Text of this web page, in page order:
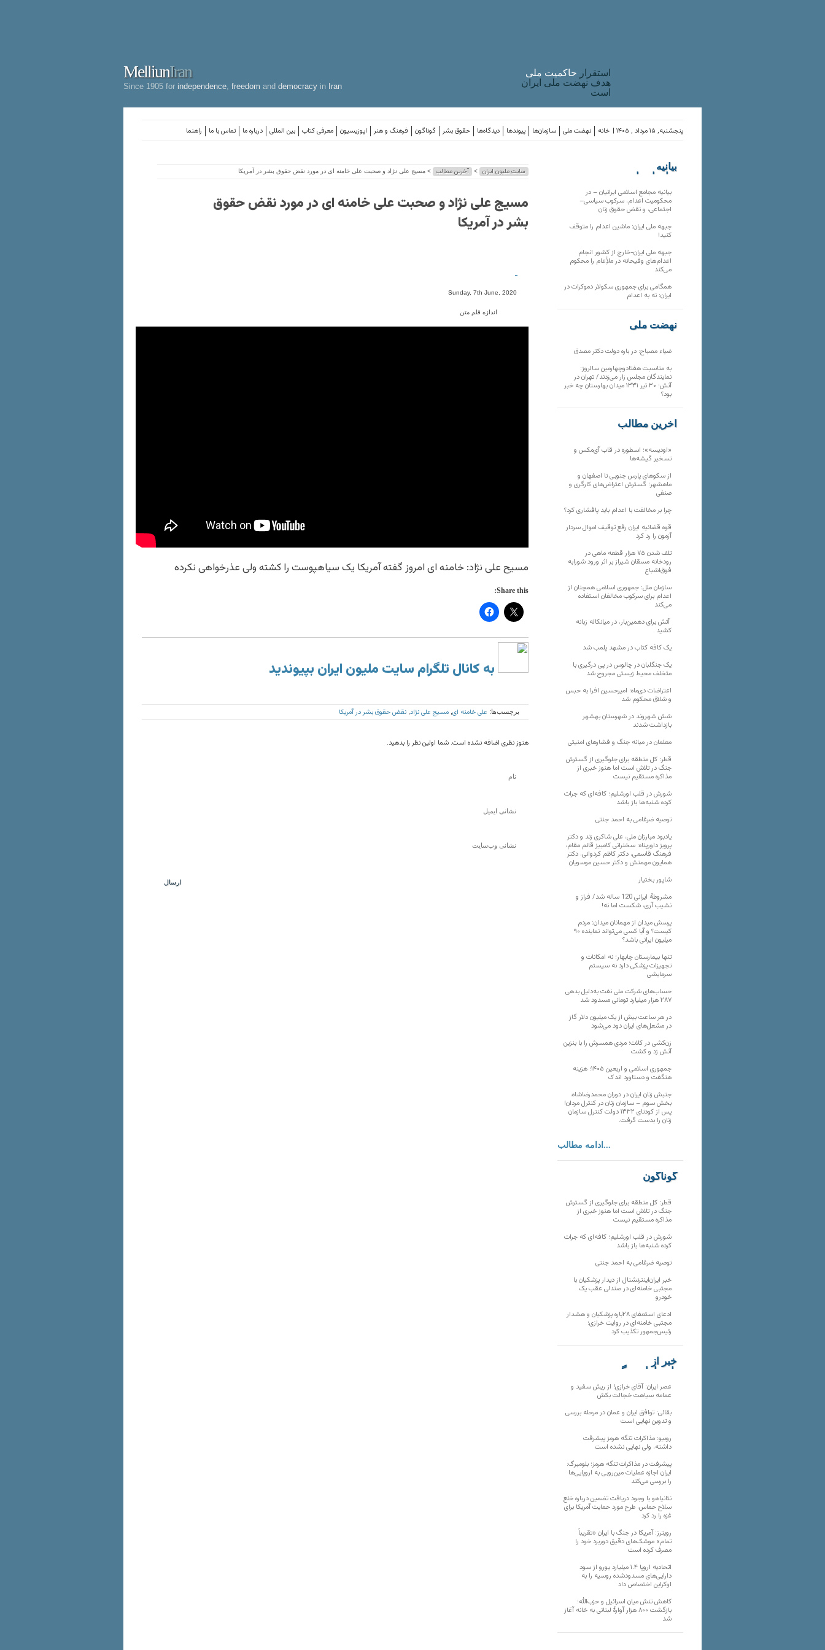
MelliunIran
Since 1905 for independence freedom and democracy in Iran
استقرار حاکميت ملی
هدف نهضت ملی ایران
است
راهنما تماس با ما درباره ما بین المللی معرفی کتاب اپوزیسیون فرهنگ و هنر گوناگون حقوق بشر دیدگاه‌ها پیوندها سازمان‌ها نهضت ملی خانه پنجشنبه, ۱۵ مرداد , ۱۴۰۵ |
سایت ملیون ایران > آخرین مطالب > مسیج علی نژاد و صحبت علی خامنه ای در مورد نقض حقوق بشر در آمریکا
مسیج علی نژاد و صحبت علی خامنه ای در مورد نقض حقوق
بشر در آمریکا
-
Sunday, 7th June, 2020
اندازه قلم متن
مسیح علی نژاد: خامنه ای امروز گفته آمریکا یک سیاهپوست را کشته ولی عذرخواهی نکرده
Share this:
به کانال تلگرام سایت ملیون ایران بپیوندید
برچسب‌ها: علی خامنه ای مسیج علی نژاد نقض حقوق بشر در آمریکا
هنوز نظری اضافه نشده است. شما اولین نظر را بدهید.
بیانیه
سازمان‌های
بیانیه مجامع اسلامی ایرانیان – در
محکومیت اعدام، سرکوب سیاسی–
اجتماعی، و نقض حقوق زنان
جبهه ملی ایران: ماشین اعدام را متوقف
کنید!
جبهه ملی ایران-خارج از کشور انجام
اعدام‌های وقیحانه در ملأِعام را محکوم
می‌کند
همگامی برای جمهوری سکولار دموکرات در
ایران: نه به اعدام
نهضت ملی
ضیاء مصباح: در باره دولت دکتر مصدق
به مناسبت هفتادوچهارمین سالروز:
نمایندگان مجلس زار می‌زدند/ تهران در
آتش؛ ۳۰ تیر ۱۳۳۱ میدان بهارستان چه خبر
بود؟
آخرین مطالب
«اودیسه»؛ اسطوره در قاب آی‌مکس و
تسخیر گیشه‌ها
از سکوهای پارس جنوبی تا اصفهان و
ماهشهر؛ گسترش اعتراض‌های کارگری و
صنفی
چرا بر مخالفت با اعدام باید پافشاری کرد؟
قوه قضائیه ایران رفع توقیف اموال سردار
آزمون را رد کرد
تلف شدن ۷۵ هزار قطعه ماهی در
رودخانه مسقان شیراز بر اثر ورود شورابه
فوق‌اشباع
سازمان ملل: جمهوری اسلامی همچنان از
اعدام برای سرکوب مخالفان استفاده
می‌کند
آتش برای دهمین‌بار، در میانکاله زبانه
کشید
یک کافه کتاب در مشهد پلمب شد
یک جنگلبان در چالوس در پی درگیری با
متخلف محیط زیستی مجروح شد
اعتراضات دی‌ماه؛ امیرحسین افرا به حبس
و شلاق محکوم شد
شش شهروند در شهرستان بهشهر
بازداشت شدند
معلمان در میانه جنگ و فشارهای امنیتی
قطر: کل منطقه برای جلوگیری از گسترش
جنگ در تلاش است اما هنوز خبری از
مذاکره مستقیم نیست
شورش در قلب اورشلیم؛ کافه‌ای که جرات
کرده شنبه‌ها باز باشد
توصیه ضرغامی به احمد جنتی
یادبود مبارزان ملی، علی شاکری زند و دکتر
پرویز داورپناه: سخنرانی کامبیز قائم مقام،
فرهنگ قاسمی، دکتر کاظم کردوانی، دکتر
همایون مهمنش و دکتر حسین موسویان
شاپور بختیار
مشروطۀ ایرانی 120 ساله شد/ فراز و
نشیب آری، شکست اما نه!
پرسش میدان از مهمانان میدان: مردم
کیست؟ و آیا کسی می‌تواند نماینده ۹۰
میلیون ایرانی باشد؟
تنها بیمارستان چابهار؛ نه امکانات و
تجهیزات پزشکی دارد نه سیستم
سرمایشی
حساب‌های شرکت ملی نفت به‌دلیل بدهی
۲۸۷ هزار میلیارد تومانی مسدود شد
در هر ساعت بیش از یک میلیون دلار گاز
در مشعل‌های ایران دود می‌شود
زن‌کشی در کلات؛ مردی همسرش را با بنزین
آتش زد و کشت
جمهوری اسلامی و اربعین ۱۴۰۵؛ هزینه
هنگفت و دستاورد اندک
جنبش زنان ایران در دوران محمدرضاشاه،
بخش سوم – سازمان زنان در کنترل مردان!
پس از کودتای ۱۳۳۲ دولت کنترل سازمان
زنان را بدست گرفت.
ادامه مطالب...
گوناگون
قطر: کل منطقه برای جلوگیری از گسترش
جنگ در تلاش است اما هنوز خبری از
مذاکره مستقیم نیست
شورش در قلب اورشلیم؛ کافه‌ای که جرات
کرده شنبه‌ها باز باشد
توصیه ضرغامی به احمد جنتی
خبر ایران‌اینترنشنال از دیدار پزشکیان با
مجتبی خامنه‌ای در صندلی عقب یک
خودرو
ادعای استعفای ۲۸باره پزشکیان و هشدار
مجتبی خامنه‌ای در روایت خرازی؛
رئیس‌جمهور تکذیب کرد
خبر از
تارنماهای دیگر
عصر ایران: آقای خرازی! از ریش سفید و
عمامه سیاهت خجالت بکش
بقائی: توافق ایران و عمان در مرحله بررسی
و تدوین نهایی است
روبیو: مذاکرات تنگه هرمز پیشرفت
داشته، ولی نهایی نشده است
پیشرفت در مذاکرات تنگه هرمز؛ بلومبرگ:
ایران اجازه عملیات مین‌روبی به اروپایی‌ها
را بررسی می‌کند
نتانیاهو با وجود دریافت تضمین درباره خلع
سلاح حماس، طرح مورد حمایت آمریکا برای
غزه را رد کرد
رویترز: آمریکا در جنگ با ایران «تقریباً
تمام» موشک‌های دقیق دوربرد خود را
مصرف کرده است
اتحادیه اروپا ۱.۴ میلیارد یورو از سود
دارایی‌های مسدودشده روسیه را به
اوکراین ‏اختصاص داد
کاهش تنش میان اسرائیل و حزب‌الله؛
بازگشت ۸۰۰ هزار آوارۀ لبنانی به خانه‌ آغاز
شد